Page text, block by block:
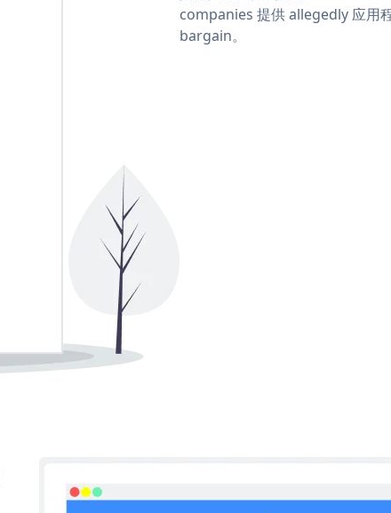
companies 提供 allegedly 应用
bargain。